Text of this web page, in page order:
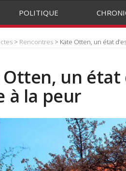
POLITIQUE
> Rencontres > Kate Otten, un état
Otten, un
à la peur